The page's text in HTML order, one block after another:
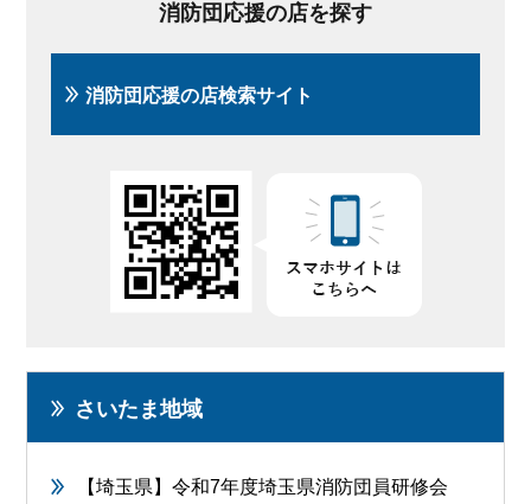
消防団応援の店を探す
消防団応援の店検索サイト
さいたま地域
【埼玉県】令和7年度埼玉県消防団員研修会